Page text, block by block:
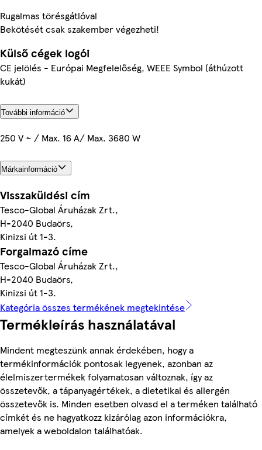
Rugalmas törésgátlóval
Bekötését csak szakember végezheti!
Külső cégek logói
CE jelölés - Európai Megfelelőség, WEEE Symbol (áthúzott
kukát)
További információ
250 V ~ / Max. 16 A/ Max. 3680 W
Márkainformáció
Visszaküldési cím
Tesco-Global Áruházak Zrt.,
H-2040 Budaörs,
Kinizsi út 1-3.
Forgalmazó címe
Tesco-Global Áruházak Zrt.,
H-2040 Budaörs,
Kinizsi út 1-3.
Kategória összes termékének megtekintése
Termékleírás használatával
Mindent megteszünk annak érdekében, hogy a
termékinformációk pontosak legyenek, azonban az
élelmiszertermékek folyamatosan változnak, így az
összetevők, a tápanyagértékek, a dietetikai és allergén
összetevők is. Minden esetben olvasd el a terméken található
címkét és ne hagyatkozz kizárólag azon információkra,
amelyek a weboldalon találhatóak.